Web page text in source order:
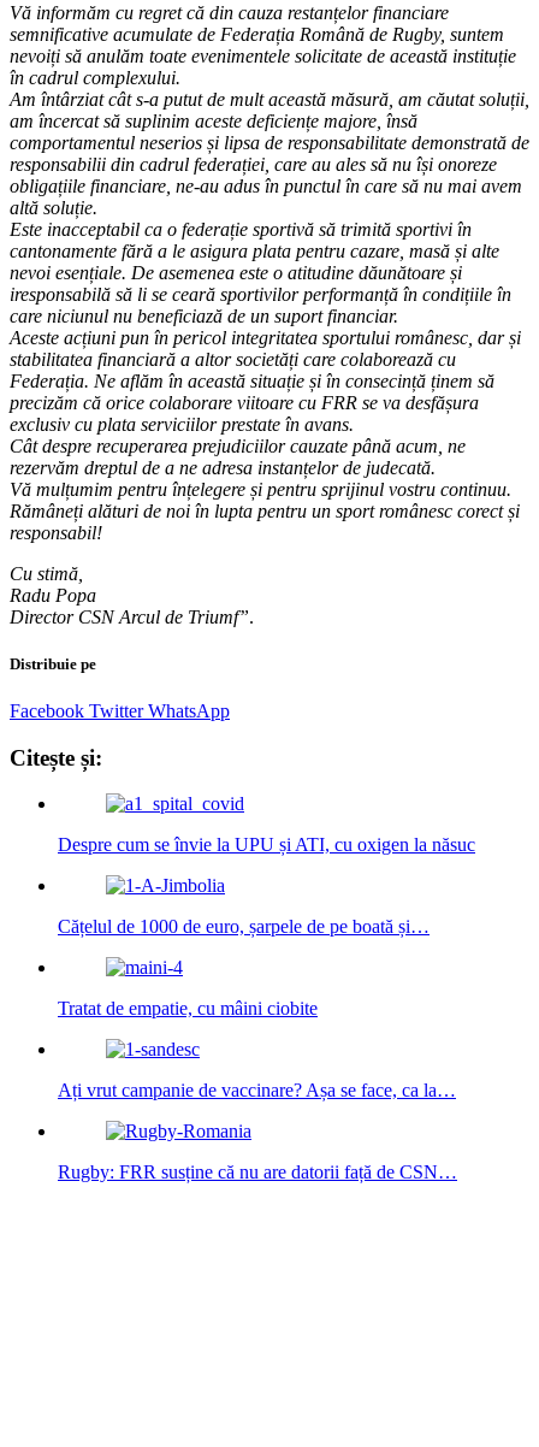
Vă informăm cu regret că din cauza restanțelor financiare
semnificative acumulate de Federația Română de Rugby, suntem
nevoiți să anulăm toate evenimentele solicitate de această instituție
în cadrul complexului.
Am întârziat cât s-a putut de mult această măsură, am căutat soluții,
am încercat să suplinim aceste deficiențe majore, însă
comportamentul neserios și lipsa de responsabilitate demonstrată de
responsabilii din cadrul federației, care au ales să nu își onoreze
obligațiile financiare, ne-au adus în punctul în care să nu mai avem
altă soluție.
Este inacceptabil ca o federație sportivă să trimită sportivi în
cantonamente fără a le asigura plata pentru cazare, masă și alte
nevoi esențiale. De asemenea este o atitudine dăunătoare și
iresponsabilă să li se ceară sportivilor performanță în condițiile în
care niciunul nu beneficiază de un suport financiar.
Aceste acțiuni pun în pericol integritatea sportului românesc, dar și
stabilitatea financiară a altor societăți care colaborează cu
Federația. Ne aflăm în această situație și în consecință ținem să
precizăm că orice colaborare viitoare cu FRR se va desfășura
exclusiv cu plata serviciilor prestate în avans.
Cât despre recuperarea prejudiciilor cauzate până acum, ne
rezervăm dreptul de a ne adresa instanțelor de judecată.
Vă mulțumim pentru înțelegere și pentru sprijinul vostru continuu.
Rămâneți alături de noi în lupta pentru un sport românesc corect și
responsabil!
Cu stimă,
Radu Popa
Director CSN Arcul de Triumf”.
Distribuie pe
Facebook Twitter WhatsApp
Citește și:
Despre cum se învie la UPU și ATI, cu oxigen la năsuc
Cățelul de 1000 de euro, șarpele de pe boată și…
Tratat de empatie, cu mâini ciobite
Ați vrut campanie de vaccinare? Așa se face, ca la…
Rugby: FRR susține că nu are datorii față de CSN…